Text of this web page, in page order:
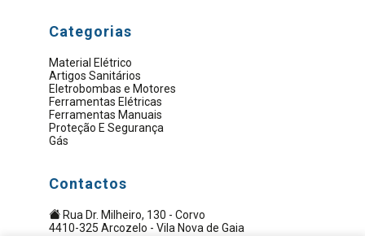
Categorias
Material Elétrico
Artigos Sanitários
Eletrobombas e Motores
Ferramentas Elétricas
Ferramentas Manuais
Proteção E Segurança
Gás
Contactos
Rua Dr. Milheiro, 130 - Corvo
4410-325 Arcozelo - Vila Nova de Gaia